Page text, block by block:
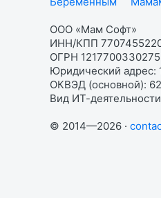
ООО «Мам Софт»
ИНН/КПП 7707455220
ОГРН 1217700330275
Юридический адрес:
ОКВЭД (основной):
Вид ИТ-
© 2014—2026 ·